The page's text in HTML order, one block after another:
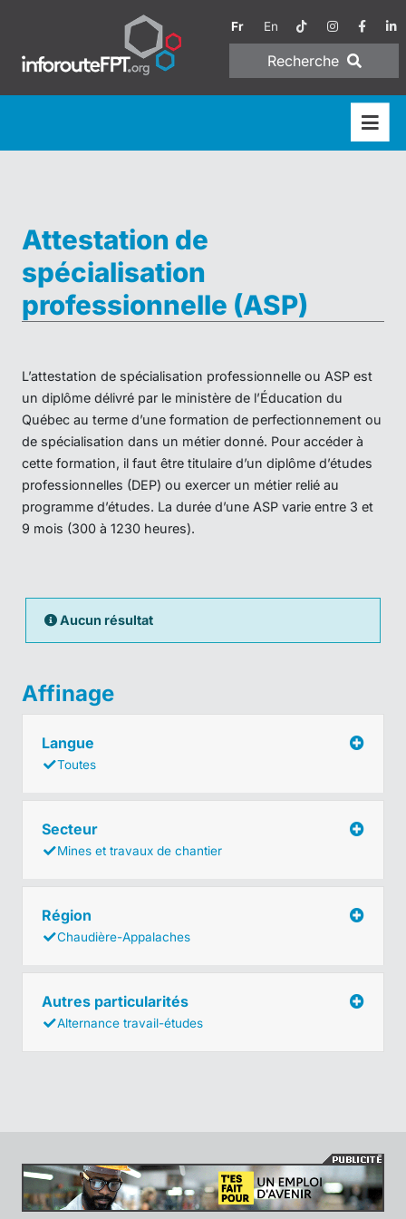
Fr En
Recherche
Attestation de
spécialisation
professionnelle (ASP)
L’attestation de spécialisation professionnelle ou ASP est
un diplôme délivré par le ministère de l’Éducation du
Québec au terme d’une formation de perfectionnement ou
de spécialisation dans un métier donné. Pour accéder à
cette formation, il faut être titulaire d’un diplôme d’études
professionnelles (DEP) ou exercer un métier relié au
programme d’études. La durée d’une ASP varie entre 3 et
9 mois (300 à 1230 heures).
Aucun résultat
Affinage
Langue
Toutes
Secteur
Mines et travaux de chantier
Région
Chaudière-Appalaches
Autres particularités
Alternance travail-études